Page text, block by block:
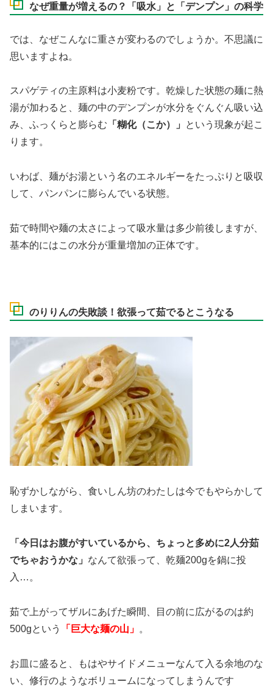
なぜ重量が増えるの？「吸水」と「デンプン」の科学
では、なぜこんなに重さが変わるのでしょうか。不思議に
思いますよね。
スパゲティの主原料は小麦粉です。乾燥した状態の麺に熱
湯が加わると、麺の中のデンプンが水分をぐんぐん吸い込
み、ふっくらと膨らむ 「糊化（こか）」
という現象が起こ
ります。
いわば、麺がお湯という名のエネルギーをたっぷりと吸収
して、パンパンに膨らんでいる状態。
茹で時間や麺の太さによって吸水量は多少前後しますが、
基本的にはこの水分が重量増加の正体です。
のりりんの失敗談！欲張って茹でるとこうなる
恥ずかしながら、食いしん坊のわたしは今でもやらかして
しまいます。
「今日はお腹がすいているから、ちょっと多めに2人分茹
でちゃおうかな」 なんて欲張って、乾麺200gを鍋に投
入…。
茹で上がってザルにあげた瞬間、目の前に広がるのは約
500gという
「巨大な麺の山」 。
お皿に盛ると、もはやサイドメニューなんて入る余地のな
い、修行のようなボリュームになってしまうんです